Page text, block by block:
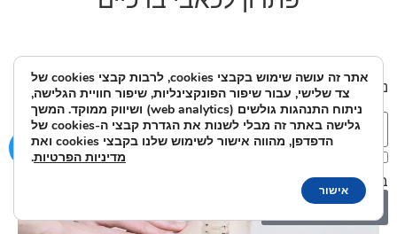
נשמח לענות על כל שאלה או בקשה:
אני מאשר/ת את מסירת הפרטים מרצוני החופשי והשימוש
בהם כדי ליצור איתי קשר ואת
שלח
אתר זה עושה שימוש בקבצי cookies, לרבות קבצי cookies של
צד שלישי, עבור שיפור הפונקצינליות, שיפור חוויית הגלישה,
ניתוח התנהגות גולשים (web analytics) ושיווק ממוקד. המשך
גלישה באתר זה מבלי לשנות את הגדרת קבצי ה-cookies של
הדפדפן, מהווה אישור לשימוש שלנו בקבצי cookies ואת
מדיניות הפרטיות.
אישור